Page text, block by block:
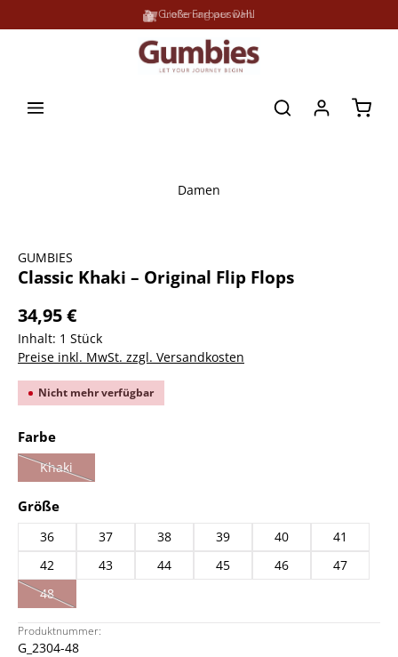
Große Farbauswahl
Lieferung per DHL
Damen
GUMBIES
Classic Khaki – Original Flip Flops
34,95 €
Inhalt: 1 Stück
Preise inkl. MwSt. zzgl. Versandkosten
Nicht mehr verfügbar
Farbeauswählen
Khaki
(Diese Option ist zurzeit nicht verfügbar.)
Größeauswählen
36 37 38 39 40
41
42
43 44 45 46
47
48
(Diese Option ist zurzeit nicht verfügbar.)
Produktnummer:
G_2304-48